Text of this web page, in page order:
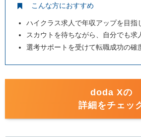
こんな方におすすめ
ハイクラス求人で年収アップを目指
スカウトを待ちながら、自分でも求
選考サポートを受けて転職成功の確
doda Xの
詳細をチェッ